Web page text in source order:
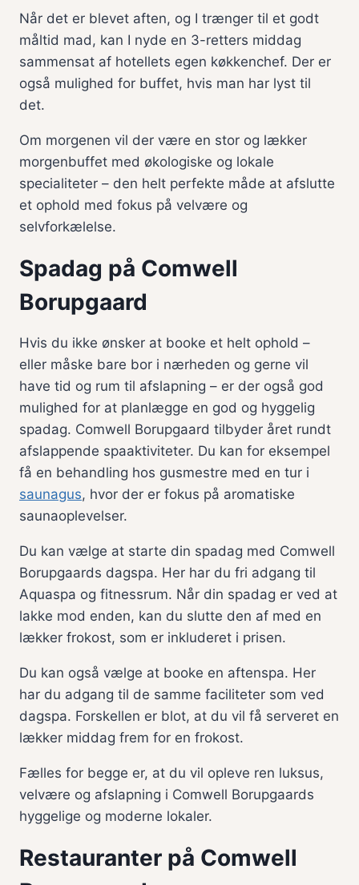
Når det er blevet aften, og I trænger til et godt
måltid mad, kan I nyde en 3-retters middag
sammensat af hotellets egen køkkenchef. Der er
også mulighed for buffet, hvis man har lyst til
det.
Om morgenen vil der være en stor og lækker
morgenbuffet med økologiske og lokale
specialiteter – den helt perfekte måde at afslutte
et ophold med fokus på velvære og
selvforkælelse.
Spadag på Comwell
Borupgaard
Hvis du ikke ønsker at booke et helt ophold –
eller måske bare bor i nærheden og gerne vil
have tid og rum til afslapning – er der også god
mulighed for at planlægge en god og hyggelig
spadag. Comwell Borupgaard tilbyder året rundt
afslappende spaaktiviteter. Du kan for eksempel
få en behandling hos gusmestre med en tur i
saunagus, hvor der er fokus på aromatiske
saunaoplevelser.
Du kan vælge at starte din spadag med Comwell
Borupgaards dagspa. Her har du fri adgang til
Aquaspa og fitnessrum. Når din spadag er ved at
lakke mod enden, kan du slutte den af med en
lækker frokost, som er inkluderet i prisen.
Du kan også vælge at booke en aftenspa. Her
har du adgang til de samme faciliteter som ved
dagspa. Forskellen er blot, at du vil få serveret en
lækker middag frem for en frokost.
Fælles for begge er, at du vil opleve ren luksus,
velvære og afslapning i Comwell Borupgaards
hyggelige og moderne lokaler.
Restauranter på Comwell